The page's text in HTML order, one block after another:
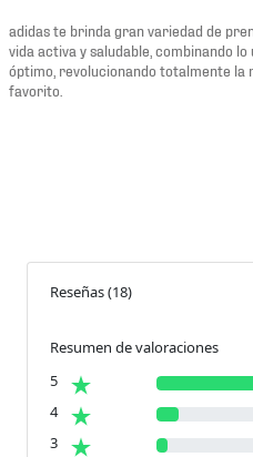
adidas te brinda gran variedad de
vida activa y saludable, combinando
óptimo, revolucionando totalmente
favorito.
Reseñas(18)
Resumen de valoraciones
5
4
3